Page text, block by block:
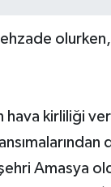
hava kirliliği
Amasya